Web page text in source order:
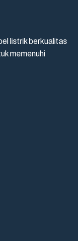
listrik berkualitas
memenuhi